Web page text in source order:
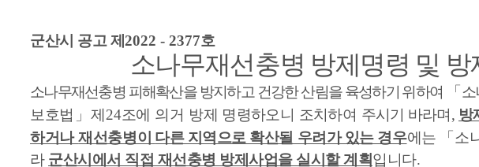
어디서나 민원처리제
민원인 후견인제
복합민원 상담예약제
폐업신고 원스톱서비스
납세자 보호관제도
위택스
부동산통합민원
공공데이터포털
새올전자민원창구
화학물질 관리지도
미세먼지 대응
환경영향평가
석면해체 건축물정보
환경오염업소 공개
생활쓰레기 처리요령
음식물쓰레기 처리요령
폐기물 처리시설 현황
식품위생
문화 콘텐츠업
체육
체육시설 안내
군산수산물 소비촉진행사
공모사업
시정백서
결산보고서
중기지방재정계획
투자심사
예산낭비신고
보조금 부정수급 신고
공유재산
사업체
통계연보
청년통계
주민등
군산시 공고 제 2022 - 2377호
소나무재선충병 방제명령 및 방
소나무재선충병 피해확산을 방지하고 건강한 산림을 육성하기 위하여 「 소
보호법 」제 24조에 의거 방제 명령하오니 조치하여 주시기 바라며 , 방
하거나재선충병이 다른 지역으로 확산될 우려가 있는 경우에는 「 소
라 군산시에서 직접 재선충병 방제사업을 실시할 계획입니다.